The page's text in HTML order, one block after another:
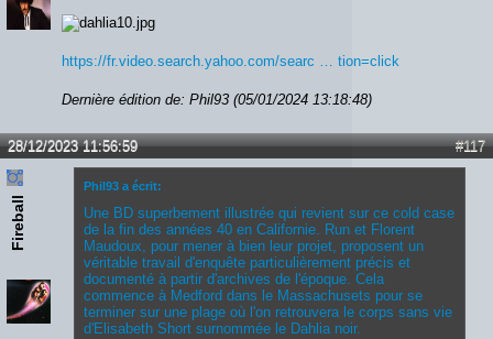
https://fr.video.search.yahoo.com/searc … tion=click
Dernière édition de: Phil93 (05/01/2024 13:18:48)
#117
28/12/2023 11:56:59
Fireball
Phil93 a écrit:
Une BD superbement illustrée qui revient sur ce cold case
de la fin des années 40 en Californie. Run et Florent
Maudoux, pour mener à bien leur projet, proposent un
véritable travail d'enquête particulièrement précis et
documenté à partir d'archives de l'époque. Cela
commence à Medford dans le Massachusets pour se
terminer sur une plage où l'on retrouvera le corps sans vie
d'Elisabeth Short surnommée le Dahlia noir.